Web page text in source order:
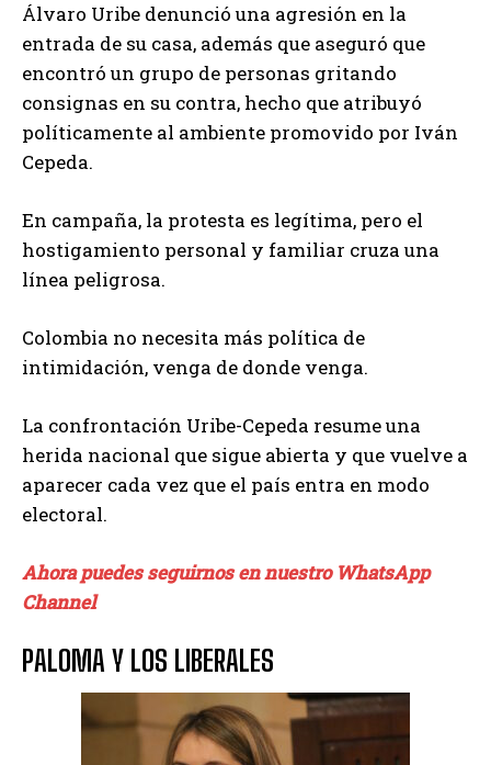
Álvaro Uribe denunció una agresión en la
entrada de su casa, además que aseguró que
encontró un grupo de personas gritando
consignas en su contra, hecho que atribuyó
políticamente al ambiente promovido por Iván
Cepeda.
En campaña, la protesta es legítima, pero el
hostigamiento personal y familiar cruza una
línea peligrosa.
Colombia no necesita más política de
intimidación, venga de donde venga.
La confrontación Uribe-Cepeda resume una
herida nacional que sigue abierta y que vuelve a
aparecer cada vez que el país entra en modo
electoral.
Ahora puedes seguirnos en nuestro WhatsApp
Channel
PALOMA Y LOS LIBERALES